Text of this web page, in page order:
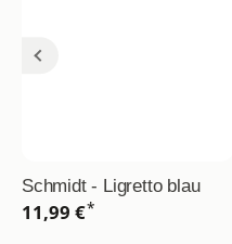
Schmidt - Ligretto blau
11,99 €*